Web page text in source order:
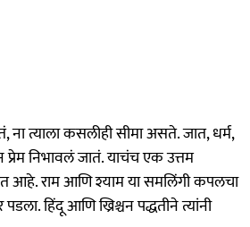
त्याला कसलीही सीमा असते. जात, धर्म,
निभावलं जातं. याचंच एक उत्तम
आहे. राम आणि श्याम या समलिंगी कपलचा
हिंदू आणि ख्रिश्चन पद्धतीने त्यांनी